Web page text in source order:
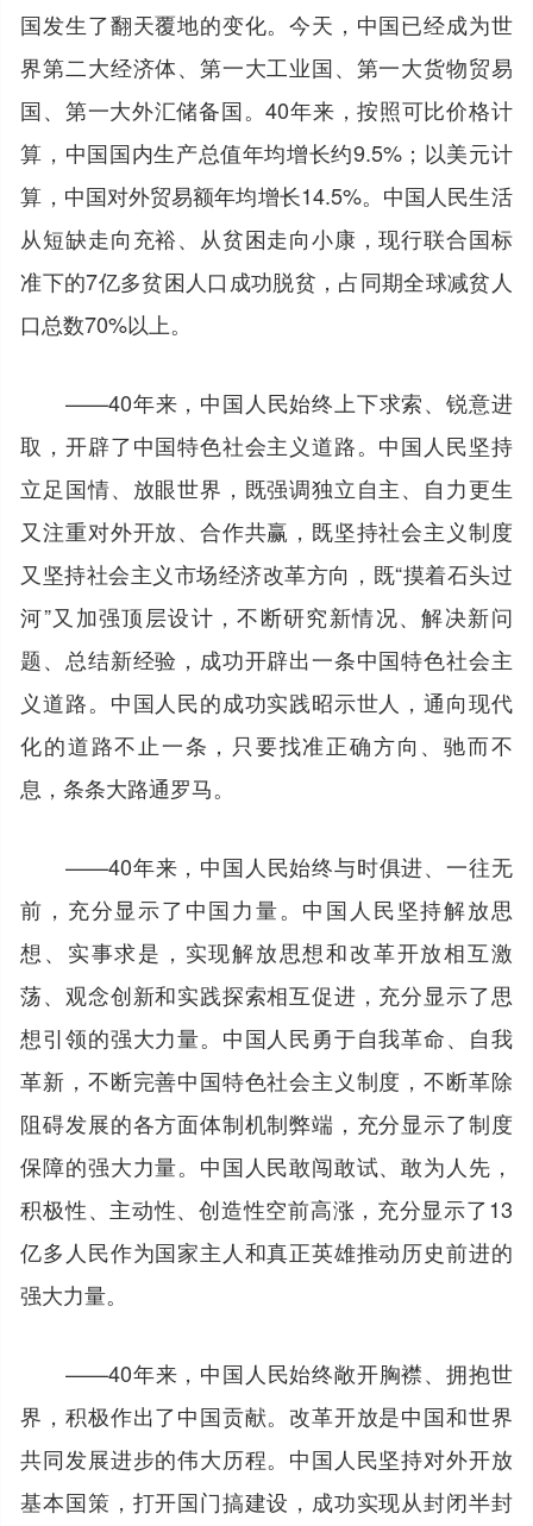
国发生了翻天覆地的变化。今天，中国已经成为世
界第二大经济体、第一大工业国、第一大货物贸易
国、第一大外汇储备国。40年来，按照可比价格计
算，中国国内生产总值年均增长约9.5%；以美元计
算，中国对外贸易额年均增长14.5%。中国人民生活
从短缺走向充裕、从贫困走向小康，现行联合国标
准下的7亿多贫困人口成功脱贫，占同期全球减贫人
口总数70%以上。
——40年来，中国人民始终上下求索、锐意进
取，开辟了中国特色社会主义道路。中国人民坚持
立足国情、放眼世界，既强调独立自主、自力更生
又注重对外开放、合作共赢，既坚持社会主义制度
又坚持社会主义市场经济改革方向，既“摸着石头过
河”又加强顶层设计，不断研究新情况、解决新问
题、总结新经验，成功开辟出一条中国特色社会主
义道路。中国人民的成功实践昭示世人，通向现代
化的道路不止一条，只要找准正确方向、驰而不
息，条条大路通罗马。
——40年来，中国人民始终与时俱进、一往无
前，充分显示了中国力量。中国人民坚持解放思
想、实事求是，实现解放思想和改革开放相互激
荡、观念创新和实践探索相互促进，充分显示了思
想引领的强大力量。中国人民勇于自我革命、自我
革新，不断完善中国特色社会主义制度，不断革除
阻碍发展的各方面体制机制弊端，充分显示了制度
保障的强大力量。中国人民敢闯敢试、敢为人先，
积极性、主动性、创造性空前高涨，充分显示了13
亿多人民作为国家主人和真正英雄推动历史前进的
强大力量。
——40年来，中国人民始终敞开胸襟、拥抱世
界，积极作出了中国贡献。改革开放是中国和世界
共同发展进步的伟大历程。中国人民坚持对外开放
基本国策，打开国门搞建设，成功实现从封闭半封